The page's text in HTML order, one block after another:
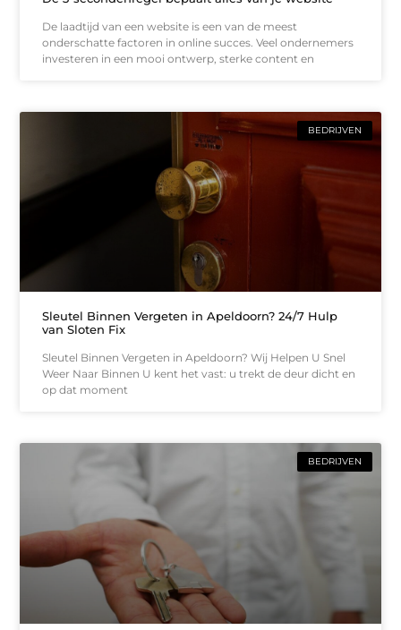
De laadtijd van een website is een van de meest
onderschatte factoren in online succes. Veel ondernemers
investeren in een mooi ontwerp, sterke content en
BEDRIJVEN
Sleutel Binnen Vergeten in Apeldoorn? 24/7 Hulp
van Sloten Fix
Sleutel Binnen Vergeten in Apeldoorn? Wij Helpen U Snel
Weer Naar Binnen U kent het vast: u trekt de deur dicht en
op dat moment
BEDRIJVEN